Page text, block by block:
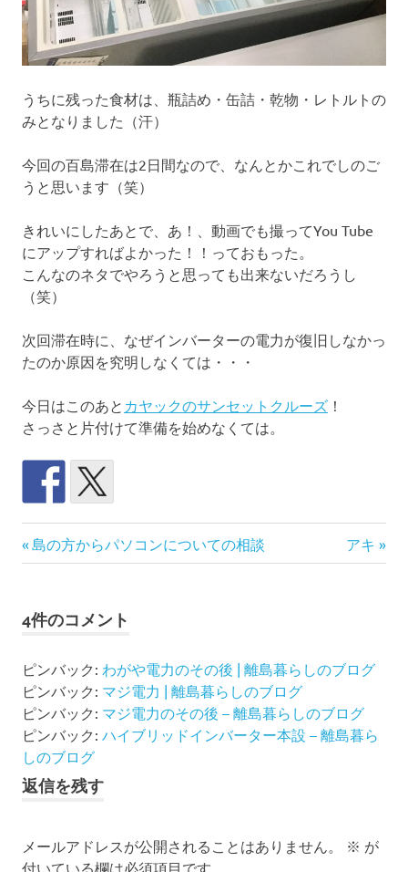
うちに残った食材は、瓶詰め・缶詰・乾物・レトルトの
みとなりました（汗）
今回の百島滞在は2日間なので、なんとかこれでしのご
うと思います（笑）
きれいにしたあとで、あ！、動画でも撮ってYou Tube
にアップすればよかった！！っておもった。
こんなのネタでやろうと思っても出来ないだろうし
（笑）
次回滞在時に、なぜインバーターの電力が復旧しなかっ
たのか原因を究明しなくては・・・
今日はこのあと カヤックのサンセットクルーズ ！
さっさと片付けて準備を始めなくては。
わ
電
力
ン
バ
ー
タ
ー
事
蔵
庫
投
ナ
ビ
ゲ
ー
シ
ン
前
の
事:
島の方からパソコンについての相談
次
の
アキ
4件のコメント
ピンバック: わがや電力のその後 | 離島暮らしのブログ
ピンバック: マジ電力 | 離島暮らしのブログ
ピンバック: マジ電力のその後 – 離島暮らしのブログ
ピンバック: ハイブリッドインバーター本設 – 離島暮ら
しのブログ
返信を残す
メールアドレスが公開されることはありません。 ※ が
付いている欄は必須項目です